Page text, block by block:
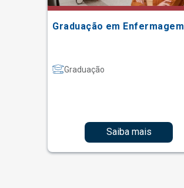
Graduação em Enfermagem
Graduação
Saiba mais